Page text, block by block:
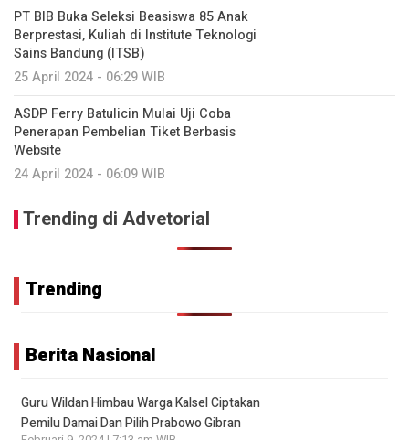
PT BIB Buka Seleksi Beasiswa 85 Anak
Berprestasi, Kuliah di Institute Teknologi
Sains Bandung (ITSB)
25 April 2024 - 06:29 WIB
ASDP Ferry Batulicin Mulai Uji Coba
Penerapan Pembelian Tiket Berbasis
Website
24 April 2024 - 06:09 WIB
Trending di Advetorial
Trending
Berita Nasional
Guru Wildan Himbau Warga Kalsel Ciptakan
Pemilu Damai Dan Pilih Prabowo Gibran